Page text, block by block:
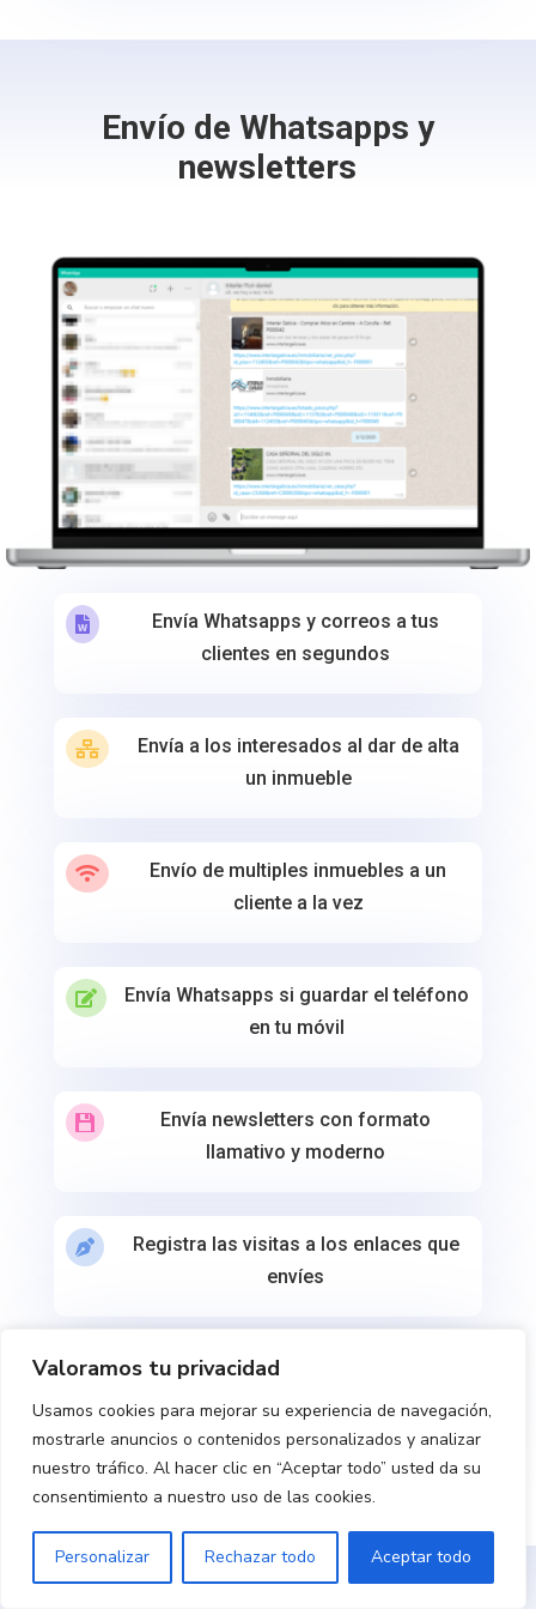
Valoramos tu privacidad
Usamos cookies para mejorar su experiencia de navegación,
mostrarle anuncios o contenidos personalizados y analizar
nuestro tráfico. Al hacer clic en “Aceptar todo” usted da su
consentimiento a nuestro uso de las cookies.
Personalizar Rechazar todo Aceptar todo
Envío de Whatsapps y
newsletters

Envía Whatsapps y correos a tus
clientes en segundos

Envía a los interesados al dar de alta
un inmueble

Envío de multiples inmuebles a un
cliente a la vez

Envía Whatsapps si guardar el teléfono
en tu móvil

Envía newsletters con formato
llamativo y moderno

Registra las visitas a los enlaces que
envíes

Queda guardado todo lo que envías y a
quién lo envías